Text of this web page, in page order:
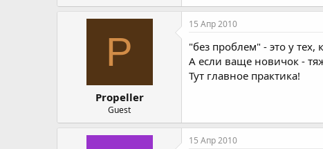
P
Propeller
Guest
15 Апр 2010
"без проблем" - это у тех,
А если ваще новичок -
Тут главное практика!
15 Апр 2010